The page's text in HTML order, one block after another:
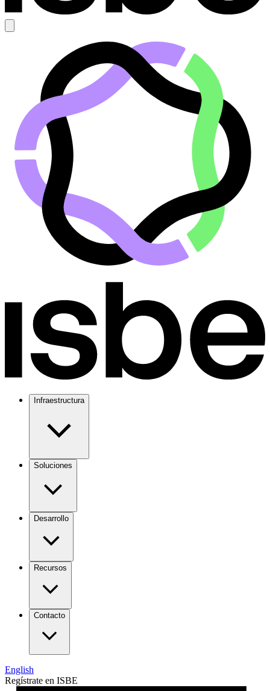
Infraestructura
Soluciones
Desarrollo
Recursos
Contacto
English
Regístrate en ISBE